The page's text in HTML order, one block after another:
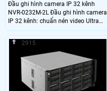
Đầu ghi hình camera IP 32 kênh
NVR-0232M-2L Đầu ghi hình camera
IP 32 kênh: chuẩn nén video Ultra
H.265 Độ phân giải ghi hình lên đến
8MPCổng ra HDMI với độ phân giải
4K Xem lại đồng thời 16 kênh Hỗ trợ
camera IP của hãng thứ 3 với chuẩn
Onvif
2915